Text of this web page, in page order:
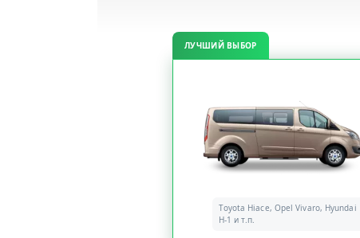
ЛУЧШИЙ ВЫБОР
Toyota Hiace, Opel Vivaro, Hyundai
H-1 и т.п.